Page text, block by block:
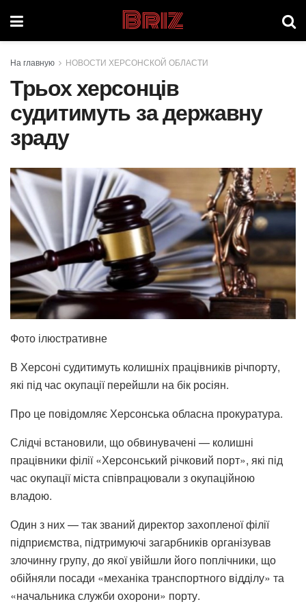
Briz
На главную НОВОСТИ ХЕРСОНСКОЙ ОБЛАСТИ
Трьох херсонців
судитимуть за державну
зраду
Фото ілюстративне
В Херсоні судитимуть колишніх працівників річпорту,
які під час окупації перейшли на бік росіян.
Про це повідомляє Херсонська обласна прокуратура.
Слідчі встановили, що обвинувачені — колишні
працівники філії «Херсонський річковий порт», які під
час окупації міста співпрацювали з окупаційною
владою.
Один з них — так званий директор захопленої філії
підприємства, підтримуючі загарбників організував
злочинну групу, до якої увійшли його поплічники, що
обійняли посади «механіка транспортного відділу» та
«начальника служби охорони» порту.